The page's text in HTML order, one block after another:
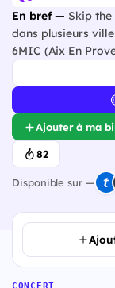
En bref — Skip the
dans plusieurs
6MIC (Aix En
Ajouter à ma
82
Disponible sur —
CONCERT